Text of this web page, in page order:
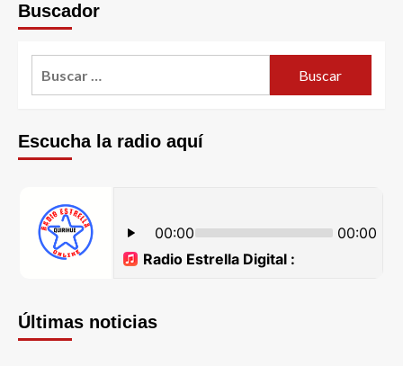
Buscador
Escucha la radio aquí
Últimas noticias